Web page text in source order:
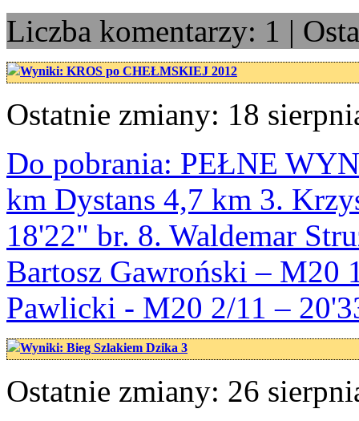
Liczba komentarzy: 1 |
Wyniki: KROS po CHEŁMSKIEJ 2012
Ostatnie zmiany: 18
Do pobrania: PEŁNE
km Dystans 4,7 km 3.
18'22" br. 8. Waldemar
Bartosz Gawroński – M20
Pawlicki - M20 2/11 –
Wyniki: Bieg Szlakiem Dzika 3
Ostatnie zmiany: 26